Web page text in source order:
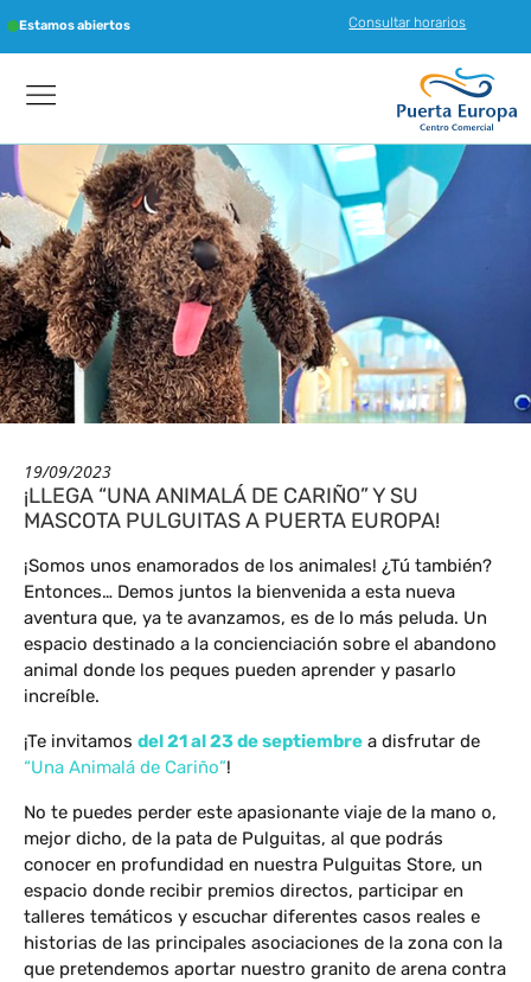
Estamos abiertos Consultar horarios
19/09/2023
¡LLEGA “UNA ANIMALÁ DE CARIÑO” Y SU
MASCOTA PULGUITAS A PUERTA EUROPA!
¡Somos unos enamorados de los animales! ¿Tú también?
Entonces… Demos juntos la bienvenida a esta nueva
aventura que, ya te avanzamos, es de lo más peluda. Un
espacio destinado a la concienciación sobre el abandono
animal donde los peques pueden aprender y pasarlo
increíble.
¡Te invitamos del 21 al 23 de septiembre a disfrutar de
“Una Animalá de Cariño”!
No te puedes perder este apasionante viaje de la mano o,
mejor dicho, de la pata de Pulguitas, al que podrás
conocer en profundidad en nuestra Pulguitas Store, un
espacio donde recibir premios directos, participar en
talleres temáticos y escuchar diferentes casos reales e
historias de las principales asociaciones de la zona con la
que pretendemos aportar nuestro granito de arena contra